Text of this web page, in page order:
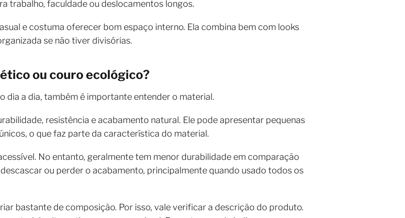
trabalho, faculdade ou deslocamentos longos.
e costuma oferecer bom espaço interno. Ela combina bem com looks
se não tiver divisórias.
ou couro ecológico?
dia a dia, também é importante entender o material.
resistência e acabamento natural. Ele pode apresentar pequenas
o que faz parte da característica do material.
No entanto, geralmente tem menor durabilidade em comparação
ou perder o acabamento, principalmente quando usado todos os
bastante de composição. Por isso, vale verificar a descrição do produto.